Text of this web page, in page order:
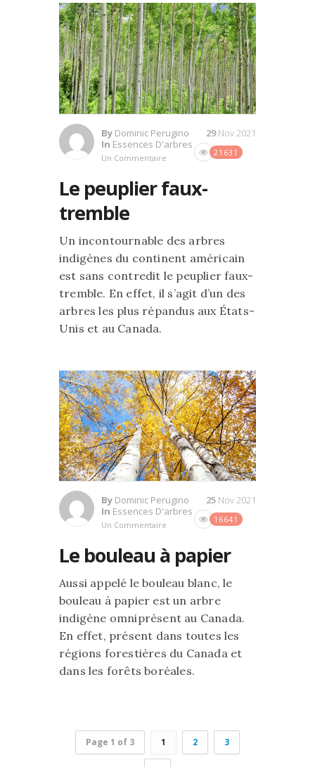
By Dominic Perugino
In Essences D'arbres
Un Commentaire
21631
29Nov 2021
Le peuplier faux-
tremble
Un incontournable des arbres
indigènes du continent américain
est sans contredit le peuplier faux-
tremble. En effet, il s’agit d’un des
arbres les plus répandus aux États-
Unis et au Canada.
By Dominic Perugino
In Essences D'arbres
Un Commentaire
16641
25 Nov 2021
Le bouleau à papier
Aussi appelé le bouleau blanc, le
bouleau à papier est un arbre
indigène omniprésent au Canada.
En effet, présent dans toutes les
régions forestières du Canada et
dans les forêts boréales.
Page 1 of 3 1 2 3